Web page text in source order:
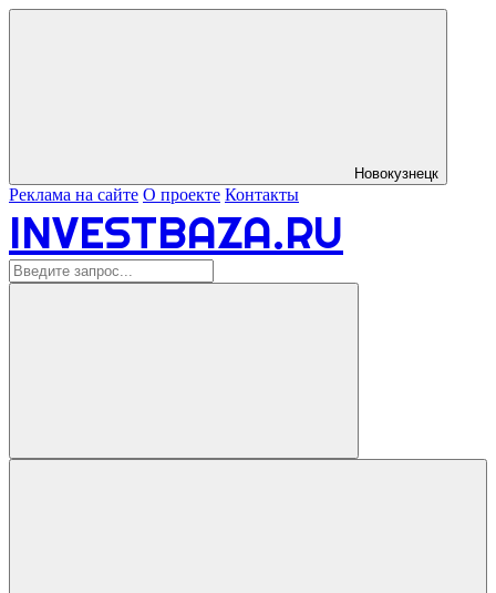
Новокузнецк
Реклама на сайте О проекте Контакты
INVESTBAZA.RU